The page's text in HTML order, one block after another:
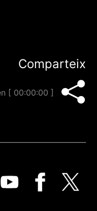
Comparteix
[ 00:00:00 ]